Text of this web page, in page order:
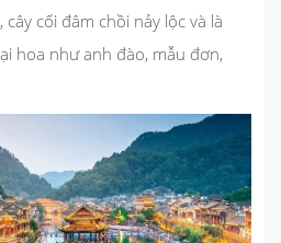
cối đâm chồi nảy lộc và là
hoa như anh đào, mẫu đơn,